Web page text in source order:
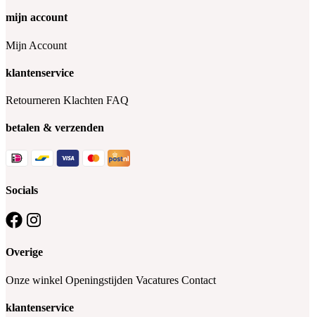
mijn account
Mijn Account
klantenservice
Retourneren Klachten FAQ
betalen & verzenden
Socials
Overige
Onze winkel Openingstijden Vacatures Contact
klantenservice